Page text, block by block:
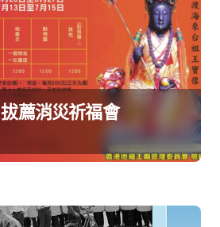
鹿港地藏王廟 拔薦消災祈福會